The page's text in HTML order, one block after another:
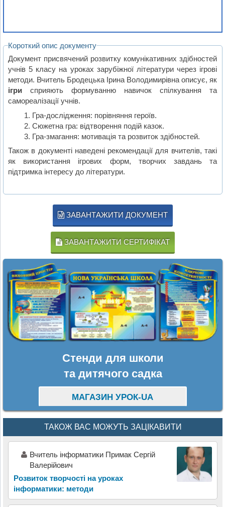
Короткий опис документу
Документ присвячений розвитку комунікативних здібностей
учнів 5 класу на уроках зарубіжної літератури через ігрові
методи. Вчитель Бродецька Ірина Володимирівна описує, як
ігри сприяють формуванню навичок спілкування та
самореалізації учнів.
Гра-дослідження: порівняння героїв.
Сюжетна гра: відтворення подій казок.
Гра-змагання: мотивація та розвиток здібностей.
Також в документі наведені рекомендації для вчителів, такі
як використання ігрових форм, творчих завдань та
підтримка інтересу до літератури.
ЗАВАНТАЖИТИ ДОКУМЕНТ
ЗАВАНТАЖИТИ СЕРТИФІКАТ
Стенди для школи
та дитячого садка
МАГАЗИН УРОК-UA
ТАКОЖ ВАС МОЖУТЬ ЗАЦІКАВИТИ
Вчитель інформатики Примак Сергій
Валерійович
Розвиток творчості на уроках
інформатики: методи